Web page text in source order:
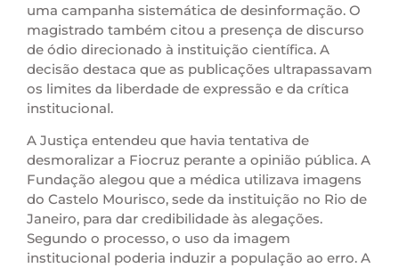
uma campanha sistemática de desinformação. O
magistrado também citou a presença de discurso
de ódio direcionado à instituição científica. A
decisão destaca que as publicações ultrapassavam
os limites da liberdade de expressão e da crítica
institucional.
A Justiça entendeu que havia tentativa de
desmoralizar a Fiocruz perante a opinião pública. A
Fundação alegou que a médica utilizava imagens
do Castelo Mourisco, sede da instituição no Rio de
Janeiro, para dar credibilidade às alegações.
Segundo o processo, o uso da imagem
institucional poderia induzir a população ao erro. A